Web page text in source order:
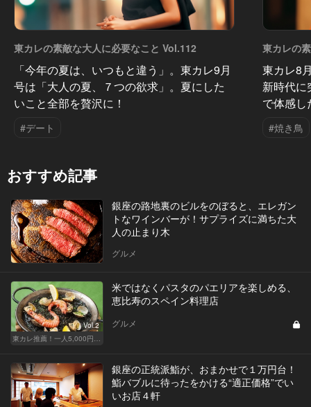
東カレの素敵な大人に必要なこと Vol.112
「今年の夏は、いつもと違う」。東カレ9月
号は「大人の夏、７つの欲求」。夏にした
いこと全部を贅沢に！
#デート
東カレの
東カレ8
新時代
で体感し
#焼き鳥
おすすめ記事
銀座の路地裏のビルをのぼると、エレガン
トなワインバーが！サプライズに満ちた大
人の止まり木
グルメ
Vol.2
東カレ推薦！一人5,000円前後で楽しめるスペイン料理店3選
米ではなくパスタのパエリアを楽しめる、
恵比寿のスペイン料理店
グルメ
銀座の正統派鮨が、おまかせで１万円台！
鮨バブルに待ったをかける“適正価格”でい
いお店４軒